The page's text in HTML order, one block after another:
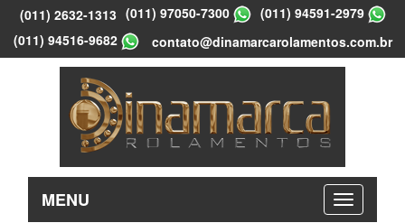
(011) 2632-1313 (011) 97050-7300
(011) 94591-2979
(011) 94516-9682
contato@dinamarcarolamentos.com.br
MENU